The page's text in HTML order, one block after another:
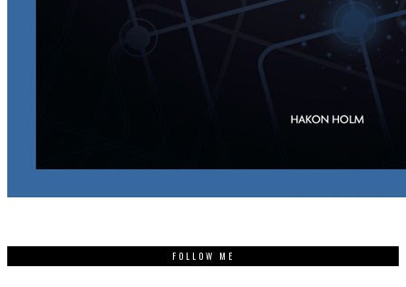
FOLLOW ME